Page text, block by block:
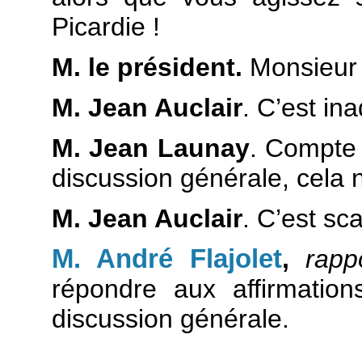
Picardie !
M. le président.
M. Jean Auclair. C’est
M. Jean Launay.
discussion générale, cela
M. Jean Auclair. C’est
M. André Flajolet,
répondre aux
discussion générale.